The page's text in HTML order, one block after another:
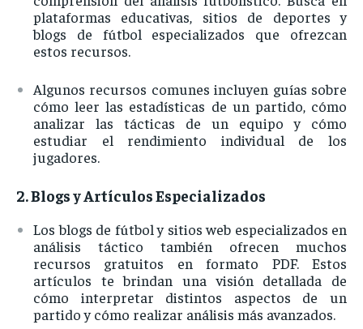
plataformas educativas, sitios de deportesy
blogs de fútbol especializados que ofrezcan
estos recursos.
Algunos recursos comunesincluyen guías sobre
cómoleerlas estadísticas de un partido, cómo
analizar las tácticas de un equipoy cómo
estudiar el rendimiento individual delos
jugadores.
2.BlogsyArtículosEspecializados
Losblogs de fútboly sitiosweb especializados en
análisis táctico también ofrecen muchos
recursos gratuitos en formato PDF.Estos
artículos tebrindanunavisión detallada de
cómo interpretar distintos aspectos deun
partidoycómo realizar análisis más avanzados.